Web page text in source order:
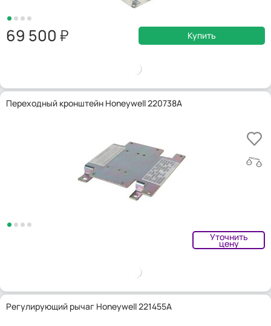
69 500 Купить
Переходный кронштейн Honeywell 220738A
Уточнить
цену
Регулирующий рычаг Honeywell 221455A